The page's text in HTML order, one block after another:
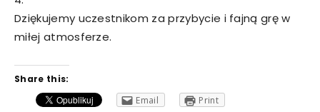
Dziękujemy uczestnikom za przybycie i fajną grę w
miłej atmosferze.
Share this:
Email
Print